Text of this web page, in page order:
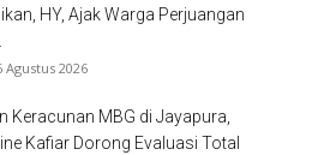
HY, Ajak Warga Perjuangan
Agustus 2026
Keracunan MBG di Jayapura,
Kafiar Dorong Evaluasi Total